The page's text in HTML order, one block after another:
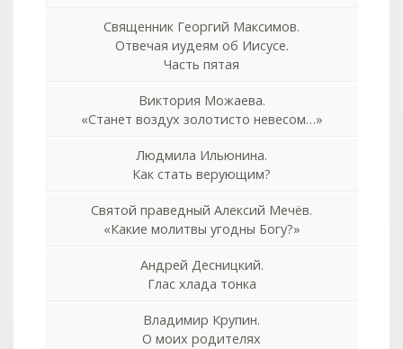
Священник Георгий Максимов.
Отвечая иудеям об Иисусе.
Часть пятая
Виктория Можаева.
«Станет воздух золотисто невесом…»
Людмила Ильюнина.
Как стать верующим?
Святой праведный Алексий Мечёв.
«Какие молитвы угодны Богу?»
Андрей Десницкий.
Глас хлада тонка
Владимир Крупин.
О моих родителях